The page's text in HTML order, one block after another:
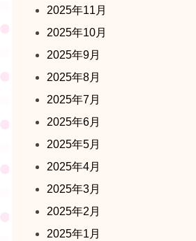
2025年11月
2025年10月
2025年9月
2025年8月
2025年7月
2025年6月
2025年5月
2025年4月
2025年3月
2025年2月
2025年1月